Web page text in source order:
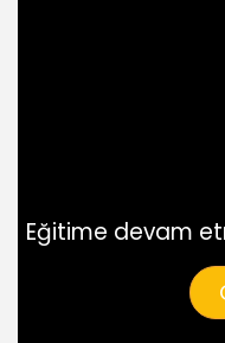
Eğitime devam